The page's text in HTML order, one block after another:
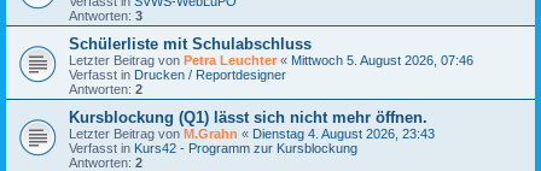
Antworten: 3
Schülerliste mit Schulabschluss
Letzter Beitrag von Petra Leuchter « Mittwoch 5. August 2026, 07:46
Verfasst in Drucken / Reportdesigner
Antworten: 2
Kursblockung (Q1) lässt sich nicht mehr öffnen.
Letzter Beitrag von M.Grahn « Dienstag 4. August 2026, 23:43
Verfasst in Kurs42 - Programm zur Kursblockung
Antworten: 2